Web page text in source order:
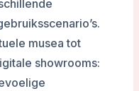
musea tot
showrooms: